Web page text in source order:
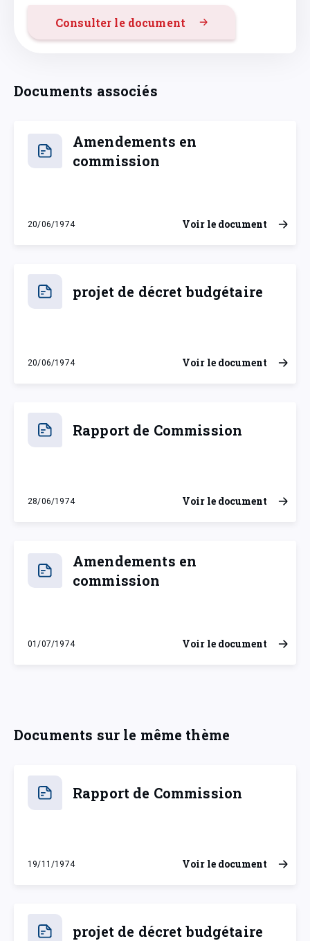
Consulter le document
Documents associés
Amendements en
commission
20/06/1974
jeudi 20 juin 1974
Voir le document
projet de décret budgétaire
20/06/1974
jeudi 20 juin 1974
Voir le document
Rapport de Commission
28/06/1974
vendredi 28 juin 1974
Voir le document
Amendements en
commission
01/07/1974
lundi 1 juillet 1974
Voir le document
Documents sur le même thème
Rapport de Commission
19/11/1974
mardi 19 novembre 1974
Voir le document
projet de décret budgétaire